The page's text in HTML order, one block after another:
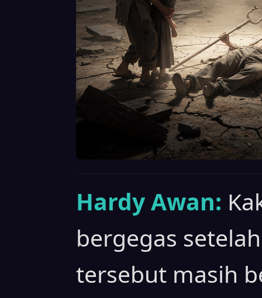
Hardy Awan:
bergegas
tersebut masih